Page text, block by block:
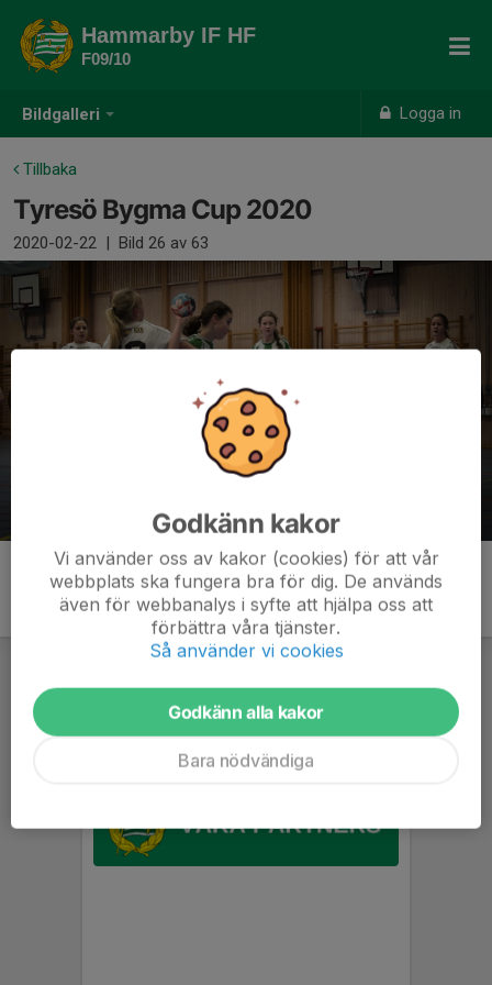
Bildgalleri Logga in
Hammarby IF HF
F09/10
Tillbaka
Tyresö Bygma Cup 2020
2020-02-22 | Bild 26 av 63
Godkänn kakor
Vi använder oss av kakor (cookies) för att vår
webbplats ska fungera bra för dig. De används
även för webbanalys i syfte att hjälpa oss att
förbättra våra tjänster.
Så använder vi cookies
Godkänn alla kakor
Bara nödvändiga